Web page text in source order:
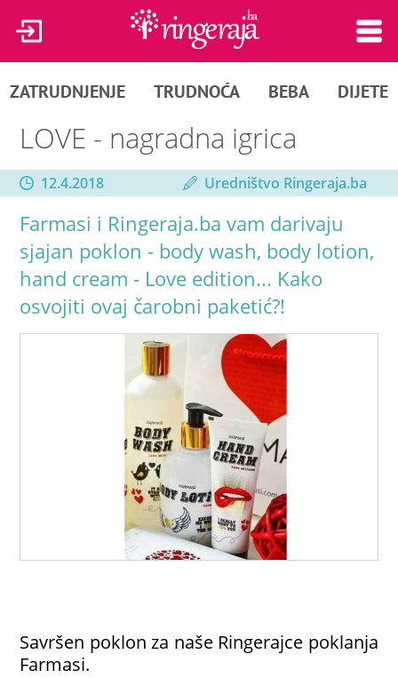
ZATRUDNJENJE TRUDNOĆA BEBA DIJETE
LOVE - nagradna igrica
12.4.2018 Uredništvo Ringeraja.ba
Farmasi i Ringeraja.ba vam darivaju
sjajan poklon - body wash, body lotion,
hand cream - Love edition... Kako
osvojiti ovaj čarobni paketić?!
Savršen poklon za naše Ringerajce poklanja
Farmasi.